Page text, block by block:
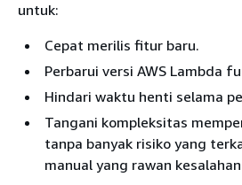
untuk:
Cepat merilis fitur baru.
Perbarui versi AWS Lambda
Hindari waktu henti selama
Tangani kompleksitas
tanpa banyak risiko yang
manual yang rawan